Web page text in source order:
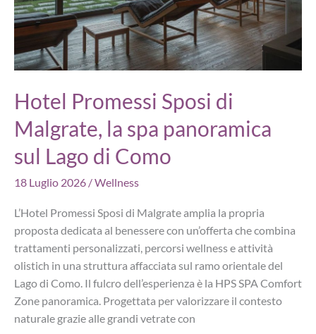
Hotel Promessi Sposi di
Malgrate, la spa panoramica
sul Lago di Como
18 Luglio 2026 /Wellness
L’Hotel Promessi Sposi di Malgrate amplia la propria
proposta dedicata al benessere con un’offerta che combina
trattamenti personalizzati, percorsi wellness e attività
olistich in una struttura affacciata sul ramo orientale del
Lago di Como. Il fulcro dell’esperienza è la HPS SPA Comfort
Zone panoramica. Progettata per valorizzare il contesto
naturale grazie alle grandi vetrate con